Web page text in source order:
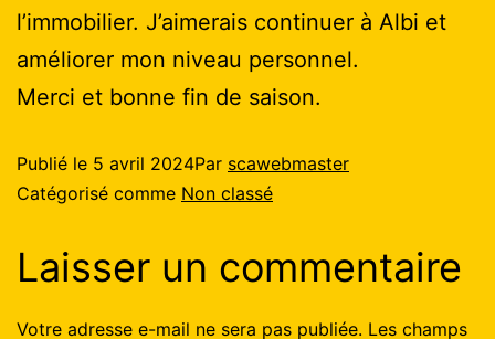
l’immobilier. J’aimerais continuer à Albi et
améliorer mon niveau personnel.
Merci et bonne fin de saison.
Publié le 5 avril 2024Par scawebmaster
Catégorisé comme Non classé
Laisser un commentaire
Votre adresse e-mail ne sera pas publiée. Les champs